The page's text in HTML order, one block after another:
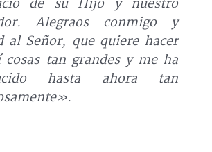
Alegraos conmigo y
al Señor, que quiere hacer
tan grandes y me ha
hasta ahora tan